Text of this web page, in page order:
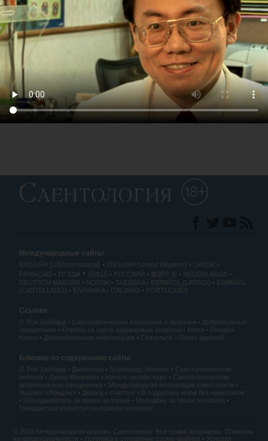
Южная Америка
Северная Америка
Международные сайты
ENGLISH (US/International) ENGLISH (United Kingdom)
DANSK
FRANÇAIS
עברית 日本語 РУССКИЙ 繁體中文
NEDERLANDS
DEUTSCH MAGYAR NORSK SVENSKA ESPAÑOL (LATINO)
ESPAÑOL
(CASTELLANO)
ΕΛΛΗΝΙΚA ITALIANO PORTUGUÊS
Ссылки
Л. Рон Хаббард Саентологические верования и практики
Добровольные
священники
Ответы на часто задаваемые вопросы Книги
Онлайн-
курсы
Дополнительная информация Связаться Поиск церквей
Близкие по содержанию сайты
Л. Рон Хаббард Дианетика Scientology Network
Саентологическая
религия
Дэвид Мицкевич Начать онлайн-курс
Саентологические
добровольные священники
Международная ассоциация саентологов
Журнал «Фридом»
Дорога к счастью
В поддержку мира без наркотиков
Объединяйтесь за права человека
Молодёжь за права человека
Гражданская комиссия по правам человека
© 2026 Международная церковь Саентологии. Все права защищены. Политика
конфиденциальности • Политика в отношении cookie-файлов • Условия